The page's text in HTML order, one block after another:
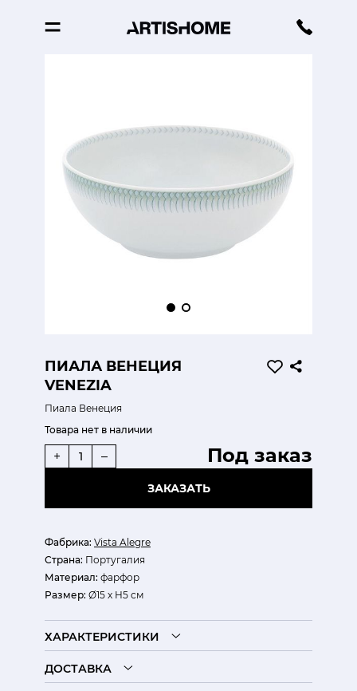
ПИАЛА ВЕНЕЦИЯ
VENEZIA
Пиала Венеция
Фабрика: Vista Alegre
Страна: Португалия
Материал: фарфор
Размер: Ø15 х H5 см
Товара нет в наличии
Под заказ
+ –
ЗАКАЗАТЬ
ХАРАКТЕРИСТИКИ
ДОСТАВКА